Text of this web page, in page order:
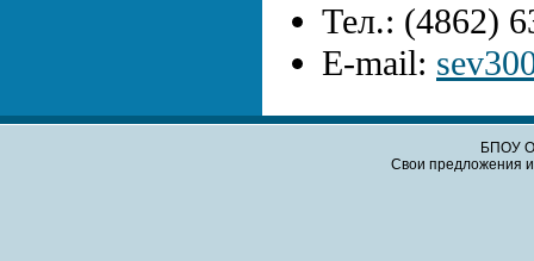
Тел.: (4862)
E-mail:
БПОУ
Свои предложения